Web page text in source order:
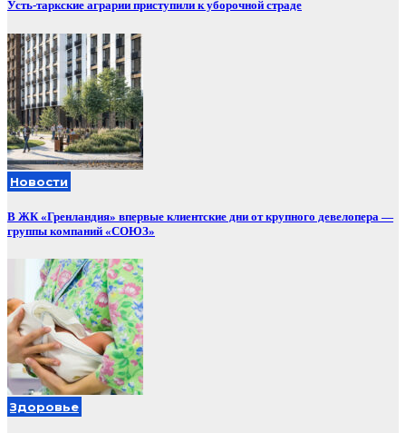
Усть-таркские аграрии приступили к уборочной страде
Новости
В ЖК «Гренландия» впервые клиентские дни от крупного девелопера —
группы компаний «СОЮЗ»
Здоровье